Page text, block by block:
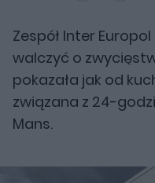
Zespół Inter
walczyć o
pokazała jak od
związana z 24-
Mans.